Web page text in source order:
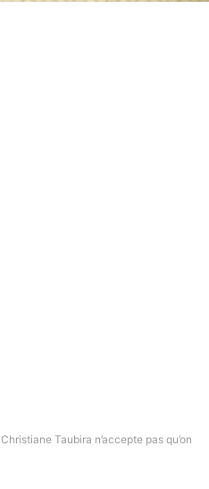
Christiane Taubira n’accepte pas qu’on